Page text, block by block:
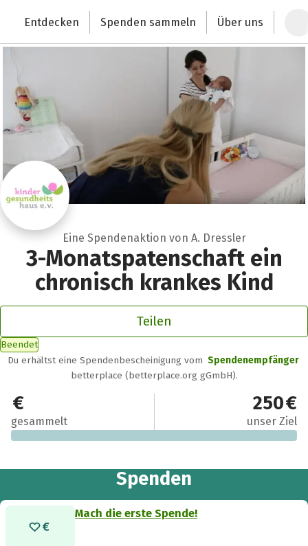
Deutschlands größte Spendenplattform
Entdecken Spenden sammeln Über uns
Eine Spendenaktion von A. Dressler
3-Monatspatenschaft ein
chronisch krankes Kind
Teilen
Beendet
Du erhältst eine Spendenbescheinigung vom Spendenempfänger
betterplace (betterplace.org gGmbH).
0 €
gesammelt
250 €
unser Ziel
Spenden
Mach die erste Spende!